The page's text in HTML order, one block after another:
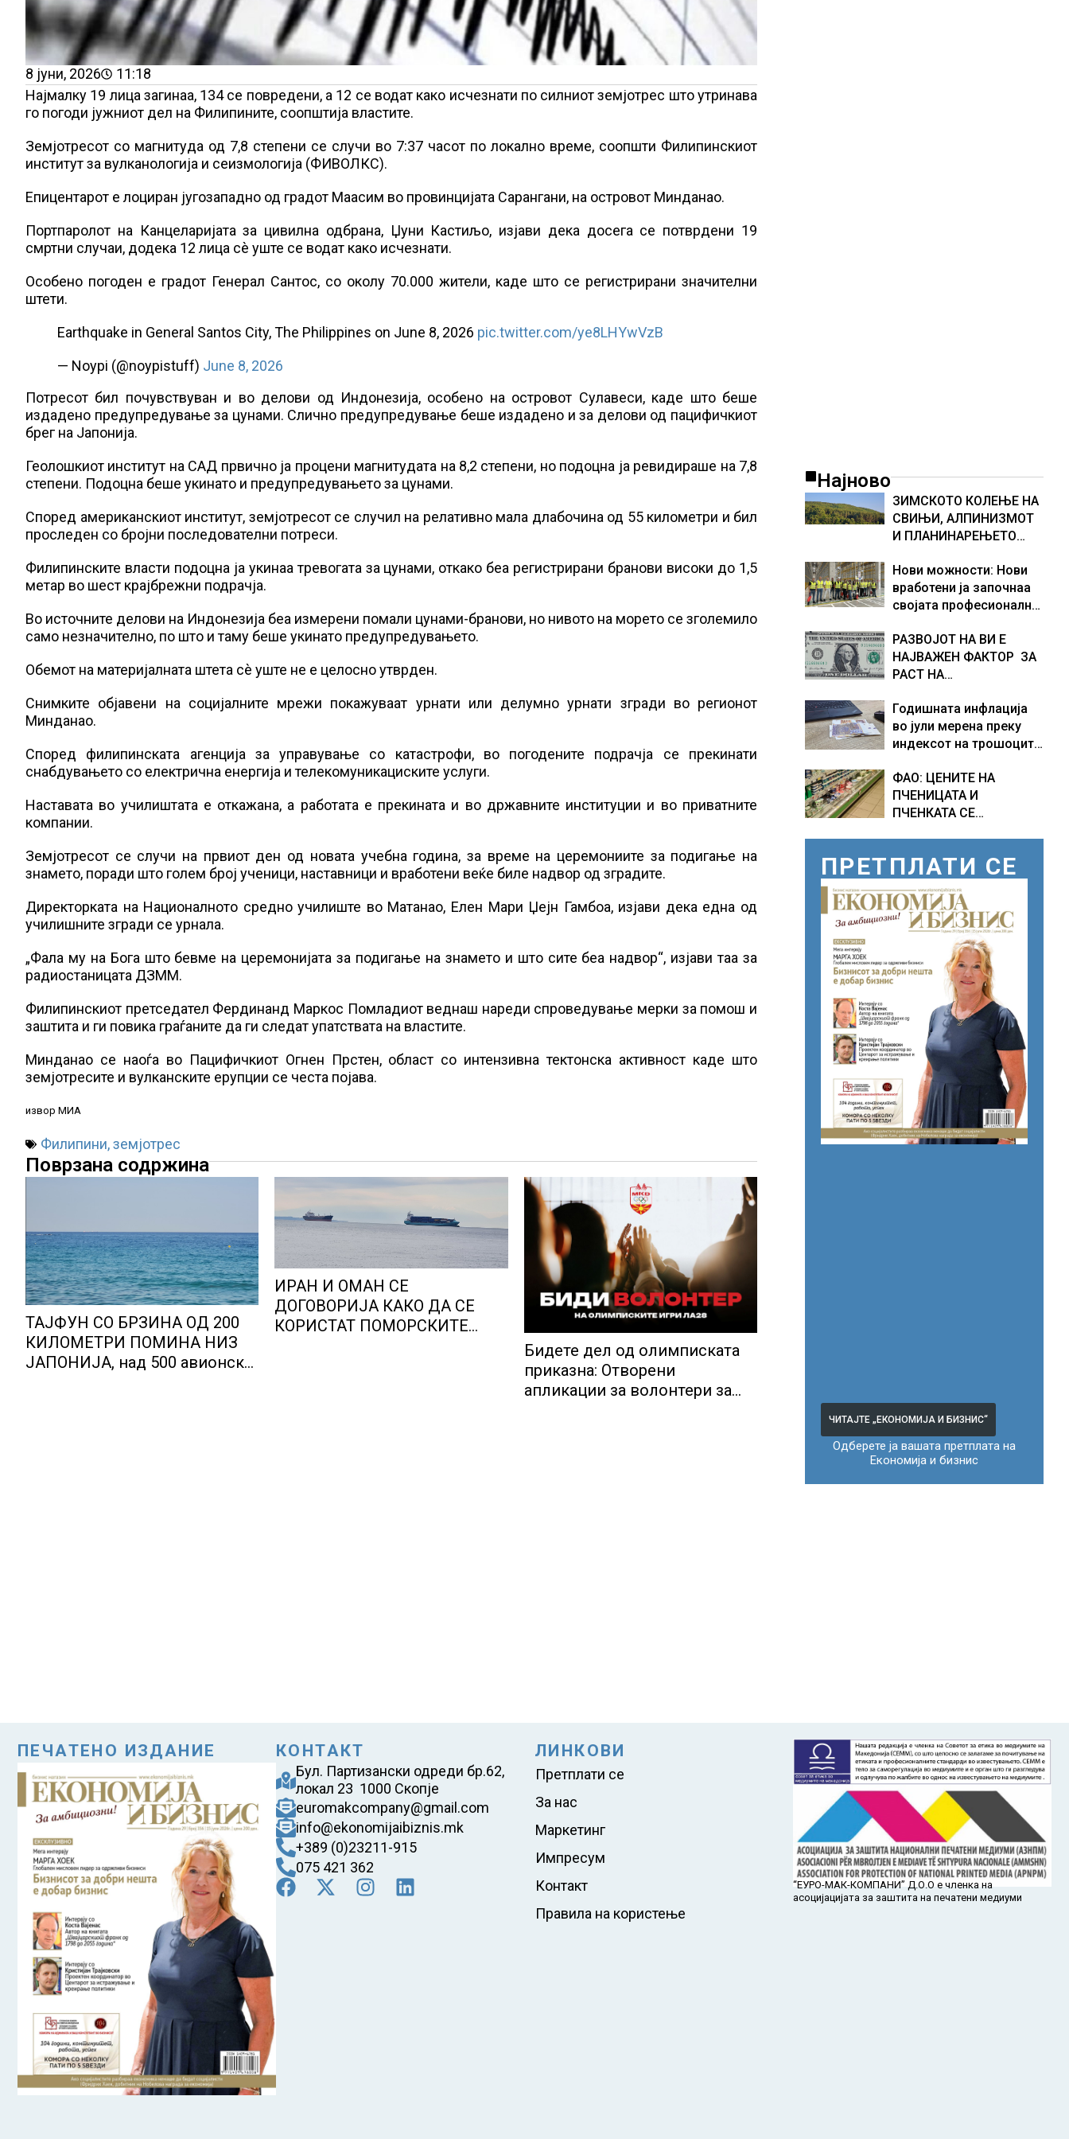
8 јуни, 2026
11:18
Најмалку 19 лица загинаа, 134 се повредени, а 12 се водат како исчезнати по силниот земјотрес што утринава
го погоди јужниот дел на Филипините, соопштија властите.
Земјотресот со магнитуда од 7,8 степени се случи во 7:37 часот по локално време, соопшти Филипинскиот
институт за вулканологија и сеизмологија (ФИВОЛКС).
Епицентарот e лоциран југозападно од градот Маасим во провинцијата Сарангани, на островот Минданао.
Портпаролот на Канцеларијата за цивилна одбрана, Џуни Кастиљо, изјави дека досега се потврдени 19
смртни случаи, додека 12 лица сè уште се водат како исчезнати.
Особено погоден e градот Генерал Сантос, со околу 70.000 жители, каде што се регистрирани значителни
штети.
Earthquake in General Santos City, The Philippines on June 8, 2026 pic.twitter.com/ye8LHYwVzB
— Noypi (@noypistuff) June 8, 2026
Потресот бил почувствуван и во делови од Индонезија, особено на островот Сулавеси, каде што беше
издадено предупредување за цунами. Слично предупредување беше издадено и за делови од пацифичкиот
брег на Јапонија.
Геолошкиот институт на САД првично ја процени магнитудата на 8,2 степени, но подоцна ја ревидираше на 7,8
степени. Подоцна беше укинато и предупредувањето за цунами.
Според американскиот институт, земјотресот се случил на релативно мала длабочина од 55 километри и бил
проследен со бројни последователни потреси.
Филипинските власти подоцна ја укинаа тревогата за цунами, откако беа регистрирани бранови високи до 1,5
метар во шест крајбрежни подрачја.
Во источните делови на Индонезија беа измерени помали цунами-бранови, но нивото на морето се зголемило
само незначително, по што и таму беше укинато предупредувањето.
Обемот на материјалната штета сè уште не е целосно утврден.
Снимките објавени на социјалните мрежи покажуваат урнати или делумно урнати згради во регионот
Минданао.
Според филипинската агенција за управување со катастрофи, во погодените подрачја се прекинати
снабдувањето со електрична енергија и телекомуникациските услуги.
Наставата во училиштата е откажана, а работата е прекината и во државните институции и во приватните
компании.
Земјотресот се случи на првиот ден од новата учебна година, за време на церемониите за подигање на
знамето, поради што голем број ученици, наставници и вработени веќе биле надвор од зградите.
Директорката на Националното средно училиште во Матанао, Елен Мари Џејн Гамбоа, изјави дека една од
училишните згради се урнала.
„Фала му на Бога што бевме на церемонијата за подигање на знамето и што сите беа надвор“, изјави таа за
радиостаницата ДЗММ.
Филипинскиот претседател Фердинанд Маркос Помладиот веднаш нареди спроведување мерки за помош и
заштита и ги повика граѓаните да ги следат упатствата на властите.
Минданао се наоѓа во Пацифичкиот Огнен Прстен, област со интензивна тектонска активност каде што
земјотресите и вулканските ерупции се честа појава.
извор МИА
Филипини,земјотрес
Поврзана содржина
ТАЈФУН СО БРЗИНА ОД 200
КИЛОМЕТРИ ПОМИНА НИЗ
ЈАПОНИЈА, над 500 авионски
ИРАН И ОМАН СЕ
ДОГОВОРИЈА КАКО ДА СЕ
КОРИСТАТ ПОМОРСКИТЕ
Бидете дел од олимписката
приказна: Отворени
апликации за волонтери за
Најново
ЗИМСКОТО КОЛЕЊЕ НА
СВИЊИ, АЛПИНИЗМОТ
И ПЛАНИНАРЕЊЕТО
НА КУЛТУРНО
НАСЛЕДСТВО НА
СЛОВЕНИЈА
Нови можности: Нови
вработени ја започнаа
својата професионална
Логистичкиот центар во
Куманово
РАЗВОЈОТ НА ВИ Е
НАЈВАЖЕН ФАКТОР ЗА
РАСТ НА
ЕКОНОМИЈА
Годишната инфлација
во јули мерена преку
индексот на трошоците
ФАО: ЦЕНИТЕ НА
ПЧЕНИЦАТА И
ПЧЕНКАТА СЕ
бележат пониски цени
ПРЕТПЛАТИ СЕ
ЧИТАЈТЕ „ЕКОНОМИЈА И БИЗНИС“
Одберете ја вашата претплата на
Економија и бизнис
ПЕЧАТЕНО ИЗДАНИЕ КОНТАКТ
Бул. Партизански одреди бр.62,
локал 23 1000 Скопје
euromakcompany@gmail.com
info@ekonomijaibiznis.mk
+389 (0)23211-915
075 421 362
ЛИНКОВИ
Претплати се
За нас
Маркетинг
Импресум
Контакт
Правила на користење
“ЕУРО-МАК-КОМПАНИ” Д.О.О е членка на
асоцијацијата за заштита на печатени медиуми